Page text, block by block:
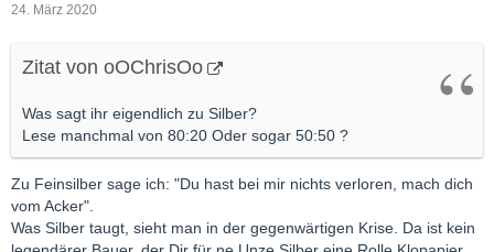
24. März 2020
Zitat von oOChrisOo
Was sagt ihr eigendlich zu Silber?
Lese manchmal von 80:20 Oder sogar 50:50 ?
Zu Feinsilber sage ich: "Du hast bei mir nichts verloren, mach dich
vom Acker".
Was Silber taugt, sieht man in der gegenwärtigen Krise. Da ist kein